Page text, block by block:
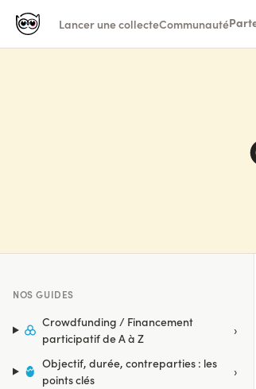
Lancer une collecteCommunauté
NOS GUIDES
Crowdfunding / Financement
participatif de A à Z
›
Objectif, durée, contreparties : les
points clés
›